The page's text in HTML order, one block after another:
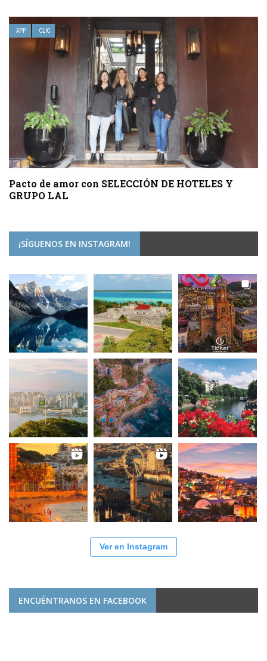
APP CLIC
Pacto de amor con SELECCIÓN DE HOTELES Y
GRUPO LAL
¡SÍGUENOS EN INSTAGRAM!
Ver en Instagram
ENCUÉNTRANOS EN FACEBOOK